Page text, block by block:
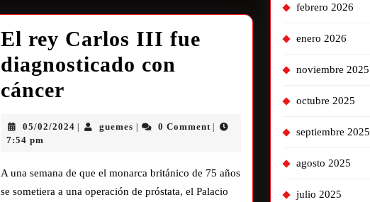
El rey Carlos III fue
diagnosticado con
cáncer
05/02/2024 guemes 0 Comment
7:54 pm
A una semana de que el monarca británico de 75 años
se sometiera a una operación de próstata, el Palacio
febrero 2026
enero 2026
noviembre 2025
octubre 2025
septiembre 2025
agosto 2025
julio 2025